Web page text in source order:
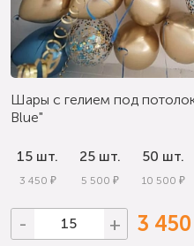
Шары с гелием под
Blue"
15 шт.
3 450 ₽
25 шт.
5 500 ₽
50 шт.
10 500 ₽
- + 3